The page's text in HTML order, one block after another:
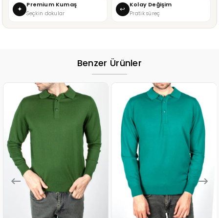
✦ Premium Kumaş
Seçkin dokular ↩ Kolay Değişim
Pratik süreç
Benzer Ürünler